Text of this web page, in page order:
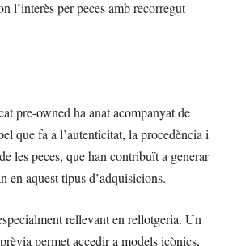
l’interès per peces amb recorregut
pre-owned ha anat acompanyat de
que fa a l’autenticitat, la procedència i
les peces, que han contribuït a generar
en aquest tipus d’adquisicions.
rellevant en rellotgeria. Un
permet accedir a models icònics,